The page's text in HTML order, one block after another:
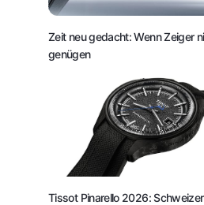
Zeit neu gedacht: Wenn Zeiger
genügen
Tissot Pinarello 2026: